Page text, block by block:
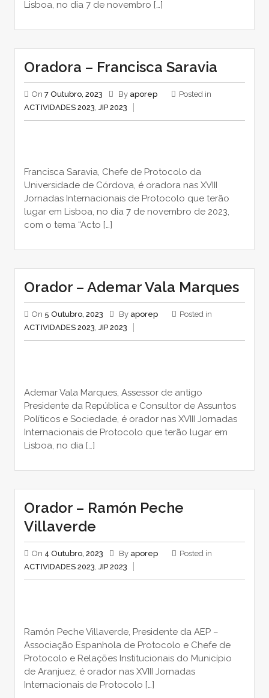
Lisboa, no dia 7 de novembro […]
Oradora – Francisca Saravia
On 7 Outubro, 2023 By aporep
Posted in
ACTIVIDADES 2023 JIP 2023
Francisca Saravia, Chefe de Protocolo da
Universidade de Córdova, é oradora nas XVIII
Jornadas Internacionais de Protocolo que terão
lugar em Lisboa, no dia 7 de novembro de 2023,
com o tema “Acto […]
Orador – Ademar Vala Marques
On 5 Outubro, 2023 By aporep
Posted in
ACTIVIDADES 2023, JIP 2023
Ademar Vala Marques, Assessor de antigo
Presidente da República e Consultor de Assuntos
Políticos e Sociedade, é orador nas XVIII Jornadas
Internacionais de Protocolo que terão lugar em
Lisboa, no dia […]
Orador – Ramón Peche
Villaverde
On 4 Outubro, 2023 By aporep
Posted in
ACTIVIDADES 2023, JIP 2023
Ramón Peche Villaverde, Presidente da AEP –
Associação Espanhola de Protocolo e Chefe de
Protocolo e Relações Institucionais do Município
de Aranjuez, é orador nas XVIII Jornadas
Internacionais de Protocolo […]